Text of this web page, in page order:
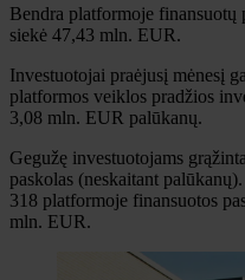
Bendra platformoje finansuotų
siekė 47,43 mln. EUR.
Investuotojai praėjusį mėnesį
platformos veiklos pradžios
3,08 mln. EUR palūkanų.
Gegužę investuotojams
paskolas (neskaitant
318 platformoje finansuotos
mln. EUR.